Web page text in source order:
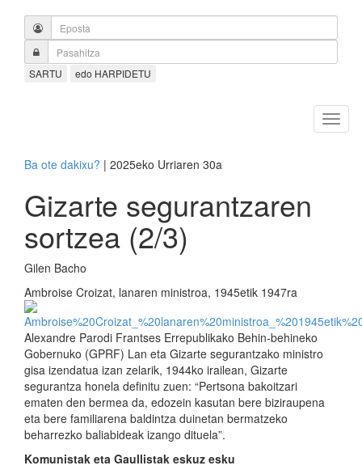
SARTU edo HARPIDETU
Ba ote dakixu? | 2025eko Urriaren 30a
Gizarte segurantzaren
sortzea (2/3)
Gilen Bacho
Ambroise Croizat, lanaren ministroa, 1945etik 1947ra
Alexandre Parodi Frantses Errepublikako Behin-behineko
Gobernuko (GPRF) Lan eta Gizarte segurantzako ministro
gisa izendatua izan zelarik, 1944ko irailean, Gizarte
segurantza honela definitu zuen: “Pertsona bakoitzari
ematen den bermea da, edozein kasutan bere biziraupena
eta bere familiarena baldintza duinetan bermatzeko
beharrezko baliabideak izango dituela”.
Komunistak eta Gaullistak eskuz esku